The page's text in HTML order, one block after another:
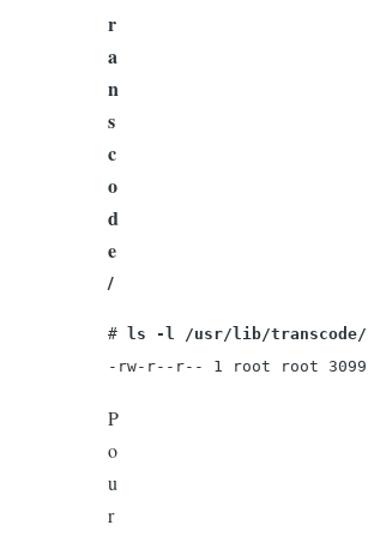
r
a
n
s
c
o
d
e
/
# ls -l /usr/lib/
-rw-r--r-- 1 root root
P
o
u
r